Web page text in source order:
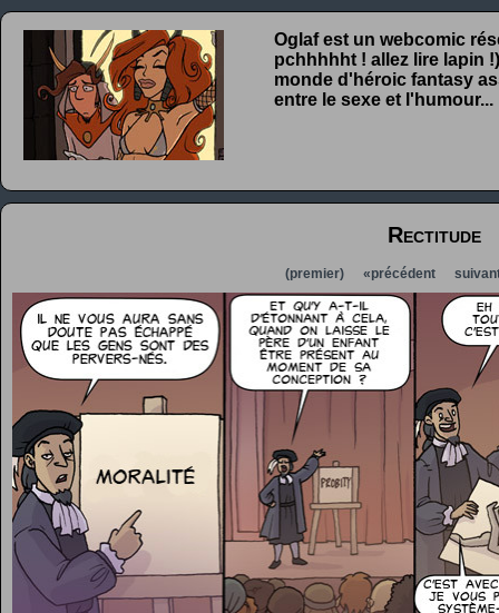
Oglaf est un webcomic
pchhhhht ! allez lire lapin
monde d'héroic fantasy
entre le sexe et l'humour...
Rectitude
(premier) «précédent